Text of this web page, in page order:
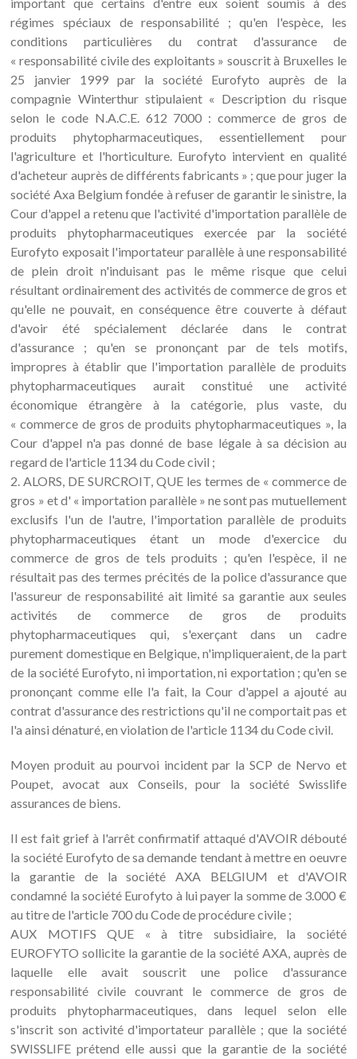
régimes spéciaux de responsabilité ; qu'en l'espèce, les
conditions particulières du contrat d'assurance de
« responsabilité civile des exploitants » souscrit à Bruxelles le
25 janvier 1999 par la société Eurofyto auprès de la
compagnie Winterthur stipulaient « Description du risque
selon le code N.A.C.E. 612 7000 : commerce de gros de
produits phytopharmaceutiques, essentiellement pour
l'agriculture et l'horticulture. Eurofyto intervient en qualité
d'acheteur auprès de différents fabricants » ; que pour juger la
société Axa Belgium fondée à refuser de garantir le sinistre, la
Cour d'appel a retenu que l'activité d'importation parallèle de
produits phytopharmaceutiques exercée par la société
Eurofyto exposait l'importateur parallèle à une responsabilité
de plein droit n'induisant pas le même risque que celui
résultant ordinairement des activités de commerce de gros et
qu'elle ne pouvait, en conséquence être couverte à défaut
d'avoir été spécialement déclarée dans le contrat
d'assurance ; qu'en se prononçant par de tels motifs,
impropres à établir que l'importation parallèle de produits
phytopharmaceutiques aurait constitué une activité
économique étrangère à la catégorie, plus vaste, du
« commerce de gros de produits phytopharmaceutiques », la
Cour d'appel n'a pas donné de base légale à sa décision au
regard de l'article 1134 du Code civil ;
2. ALORS, DE SURCROIT, QUE les termes de « commerce de
gros » et d' « importation parallèle » ne sont pas mutuellement
exclusifs l'un de l'autre, l'importation parallèle de produits
phytopharmaceutiques étant un mode d'exercice du
commerce de gros de tels produits ; qu'en l'espèce, il ne
résultait pas des termes précités de la police d'assurance que
l'assureur de responsabilité ait limité sa garantie aux seules
activités de commerce de gros de produits
phytopharmaceutiques qui, s'exerçant dans un cadre
purement domestique en Belgique, n'impliqueraient, de la part
de la société Eurofyto, ni importation, ni exportation ; qu'en se
prononçant comme elle l'a fait, la Cour d'appel a ajouté au
contrat d'assurance des restrictions qu'il ne comportait pas et
l'a ainsi dénaturé, en violation de l'article 1134 du Code civil.
Moyen produit au pourvoi incident par la SCP de Nervo et
Poupet, avocat aux Conseils, pour la société Swisslife
assurances de biens.
Il est fait grief à l'arrêt confirmatif attaqué d'AVOIR débouté
la société Eurofyto de sa demande tendant à mettre en oeuvre
la garantie de la société AXA BELGIUM et d'AVOIR
condamné la société Eurofyto à lui payer la somme de 3.000 €
au titre de l'article 700 du Code de procédure civile ;
AUX MOTIFS QUE « à titre subsidiaire, la société
EUROFYTO sollicite la garantie de la société AXA, auprès de
laquelle elle avait souscrit une police d'assurance
responsabilité civile couvrant le commerce de gros de
produits phytopharmaceutiques, dans lequel selon elle
s'inscrit son activité d'importateur parallèle ; que la société
SWISSLIFE prétend elle aussi que la garantie de la société